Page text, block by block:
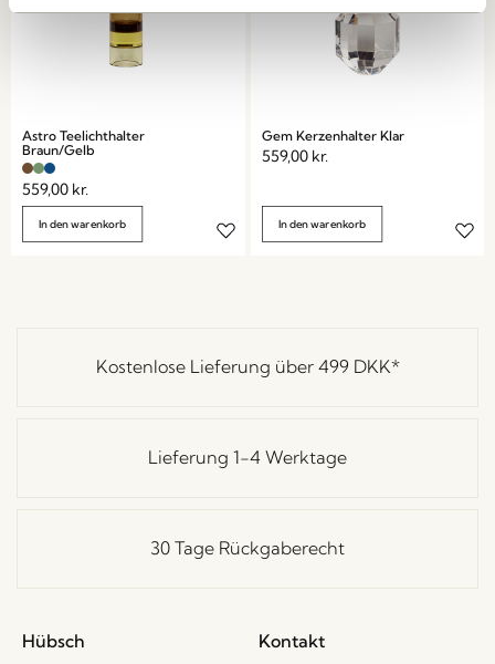
Astro Teelichthalter
Braun/Gelb
559,00 kr.
In den warenkorb
Gem Kerzenhalter Klar
559,00 kr.
In den warenkorb
Kostenlose Lieferung über 499 DKK*
Lieferung 1-4 Werktage
30 Tage Rückgaberecht
Hübsch
Kontakt